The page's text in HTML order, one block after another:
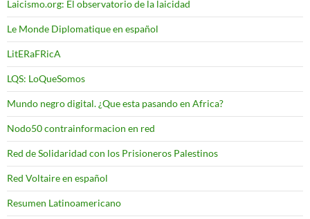
Laicismo.org: El observatorio de la laicidad
Le Monde Diplomatique en español
LitERaFRicA
LQS: LoQueSomos
Mundo negro digital. ¿Que esta pasando en Africa?
Nodo50 contrainformacion en red
Red de Solidaridad con los Prisioneros Palestinos
Red Voltaire en español
Resumen Latinoamericano